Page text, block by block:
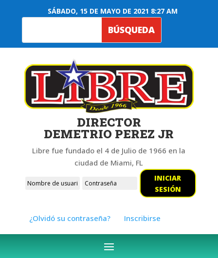
SÁBADO, 15 DE MAYO DE 2021 8:27 AM
DIRECTOR
DEMETRIO PEREZ JR
Libre fue fundado el 4 de Julio de 1966 en la
ciudad de Miami, FL
INICIAR
SESIÓN
¿Olvidó su contraseña? Inscribirse